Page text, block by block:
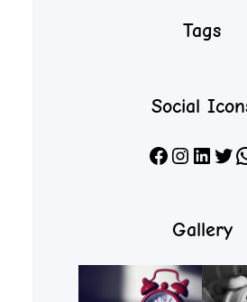
Tags
Social
Facebook Instagram LinkedIn X WhatsApp
Gallery